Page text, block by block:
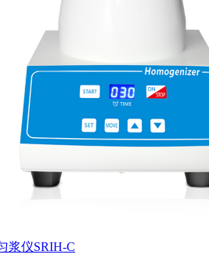
浆仪SRIH-C